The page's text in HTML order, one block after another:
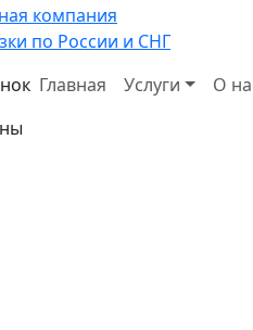
по России и СНГ
Главная Услуги
О